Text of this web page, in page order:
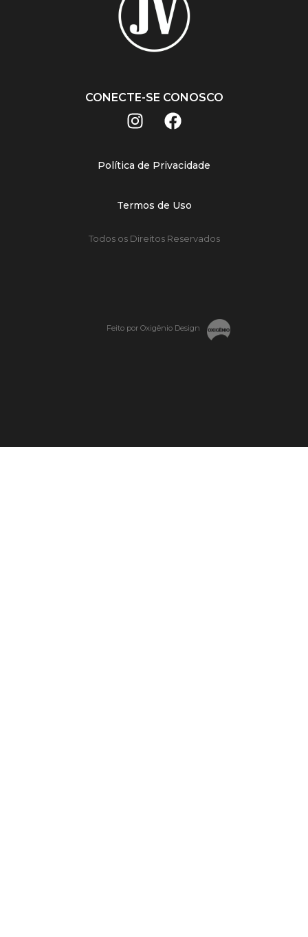
CONECTE-SE CONOSCO
Política de Privacidade
Termos de Uso
Todos os Direitos Reservados
Feito por Oxigênio Design